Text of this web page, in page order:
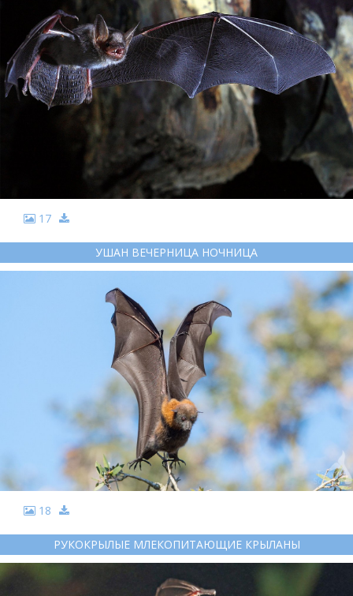
17
УШАН ВЕЧЕРНИЦА НОЧНИЦА
18
РУКОКРЫЛЫЕ МЛЕКОПИТАЮЩИЕ КРЫЛАНЫ